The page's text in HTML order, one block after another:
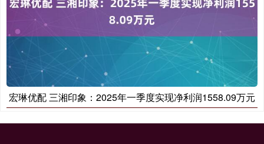
宏琳优配 三湘印象：2025年一季度实现净利润1558.09万元